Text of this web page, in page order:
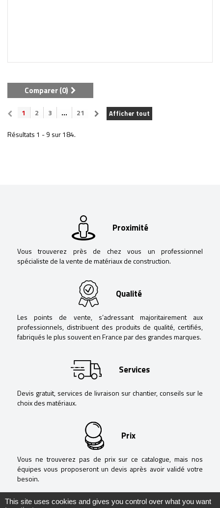
Comparer (0)
Afficher tout
1 2 3 ... 21
Résultats 1 - 9 sur 184.
Proximité
Vous trouverez près de chez vous un professionnel
spécialiste de la vente de matériaux de construction.
Qualité
Les points de vente, s’adressant majoritairement aux
professionnels, distribuent des produits de qualité, certifiés,
fabriqués le plus souvent en France par des grandes marques.
Services
Devis gratuit, services de livraison sur chantier, conseils sur le
choix des matériaux.
Prix
Vous ne trouverez pas de prix sur ce catalogue, mais nos
équipes vous proposeront un devis après avoir validé votre
besoin.
This site uses cookies and gives you control over what you want